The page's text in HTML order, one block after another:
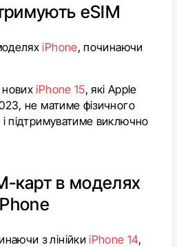
eSIM
iPhone, починаючи
новихiPhone 15, які Apple
не матиме фізичного
і підтримуватиме виключно
-карт в моделях
з лінійкиiPhone 14,